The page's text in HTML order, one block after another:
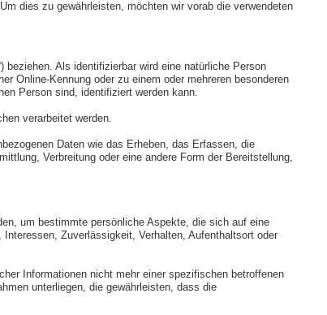
dies zu gewährleisten, möchten wir vorab die verwendeten
beziehen. Als identifizierbar wird eine natürliche Person
Online-Kennung oder zu einem oder mehreren besonderen
Person sind, identifiziert werden kann.
verarbeitet werden.
Daten wie das Erheben, das Erfassen, die
Verbreitung oder eine andere Form der Bereitstellung,
um bestimmte persönliche Aspekte, die sich auf eine
Zuverlässigkeit, Verhalten, Aufenthaltsort oder
Informationen nicht mehr einer spezifischen betroffenen
unterliegen, die gewährleisten, dass die